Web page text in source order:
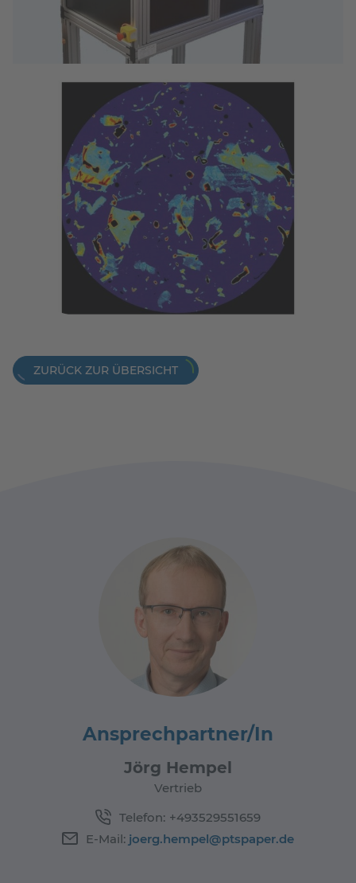
ZURÜCK ZUR ÜBERSICHT
Ansprechpartner/In
Jörg Hempel
Vertrieb
Telefon: +493529551659
E-Mail: joerg.hempel@ptspaper.de